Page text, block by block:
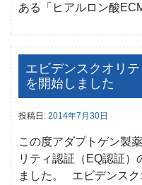
ある「ヒアルロン酸
エビデンスクオリ
を開始しました
投稿日: 2014年7月30日
この度アダプトゲン製
リティ認証（EQ認証）
ました。 エビデンス